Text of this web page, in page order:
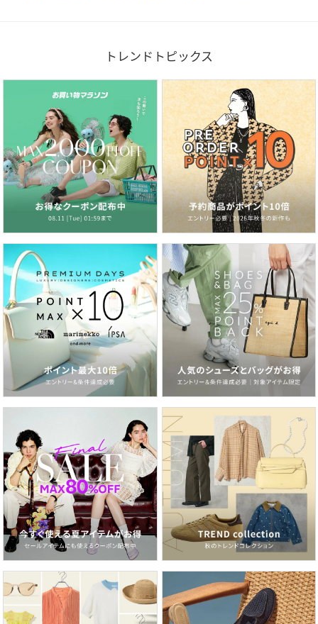
トレンドトピックス